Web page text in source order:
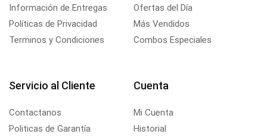
Información de Entregas
Políticas de Privacidad
Terminos y Condiciones
Ofertas del Día
Más Vendidos
Combos Especiales
Servicio al Cliente
Contactanos
Politicas de Garantía
Cuenta
Mi Cuenta
Historial